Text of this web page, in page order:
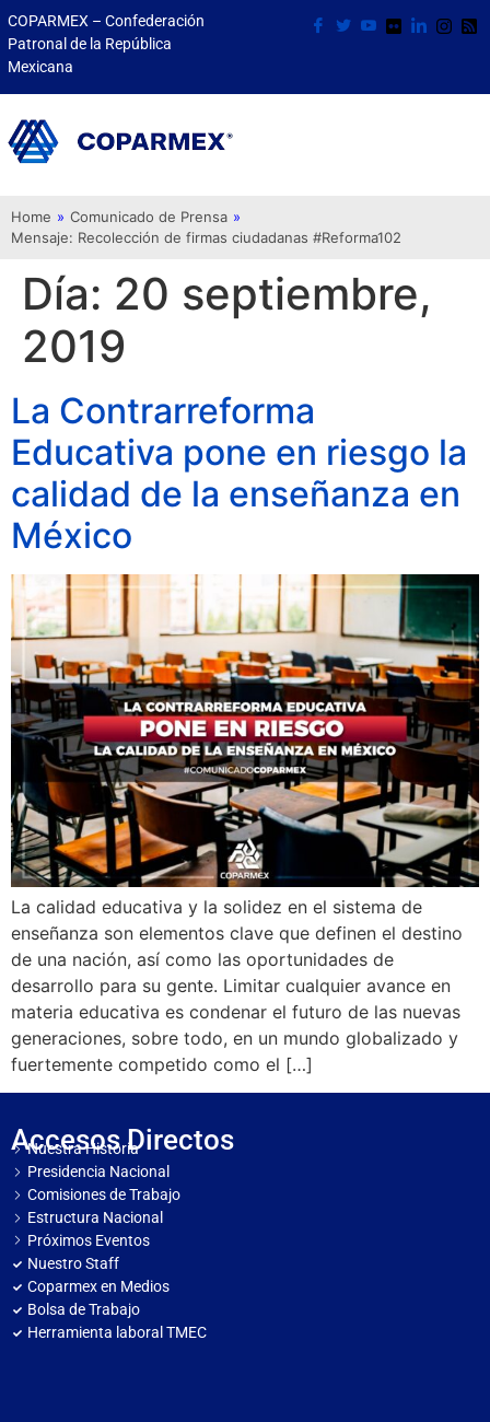
COPARMEX – Confederación
Patronal de la República
Mexicana
Home » Comunicado de Prensa »
Mensaje: Recolección de firmas ciudadanas #Reforma102
Día: 20 septiembre,
2019
La Contrarreforma
Educativa pone en riesgo la
calidad de la enseñanza en
México
La calidad educativa y la solidez en el sistema de
enseñanza son elementos clave que definen el destino
de una nación, así como las oportunidades de
desarrollo para su gente. Limitar cualquier avance en
materia educativa es condenar el futuro de las nuevas
generaciones, sobre todo, en un mundo globalizado y
fuertemente competido como el […]
Accesos Directos
Nuestra Historia
Presidencia Nacional
Comisiones de Trabajo
Estructura Nacional
Próximos Eventos
Nuestro Staff
Coparmex en Medios
Bolsa de Trabajo
Herramienta laboral TMEC